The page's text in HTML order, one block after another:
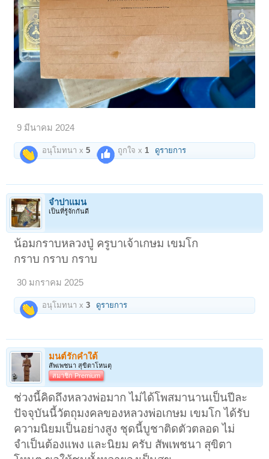
9 มีนาคม 2024
อนุโมทนา x5 ถูกใจ x1 ดูรายการ
จำปาแมน
เป็นที่รู้จักกันดี
น้อมกราบหลวงปู่ ครูบาเจ้าเกษม เขมโก
กราบ กราบ กราบ
30 มกราคม 2025
อนุโมทนา x3 ดูรายการ
มนต์รักคำใต้
สัพเพชนา สุขิตาโหนตุ
สมาชิก Premium
ช่วงนี้คิดถึงหลวงพ่อมาก ไม่ได้โพสมานานเป็นปีละ
ปัจจุบันนี้วัตถุมงคลของหลวงพ่อเกษม เขมโก ได้รับ
ความนิยมเป็นอย่างสูง ชุดนี้บูชาติดตัวตลอด ไม่
จำเป็นต้องแพง และนิยม ครับ สัพเพชนา สุขิตา